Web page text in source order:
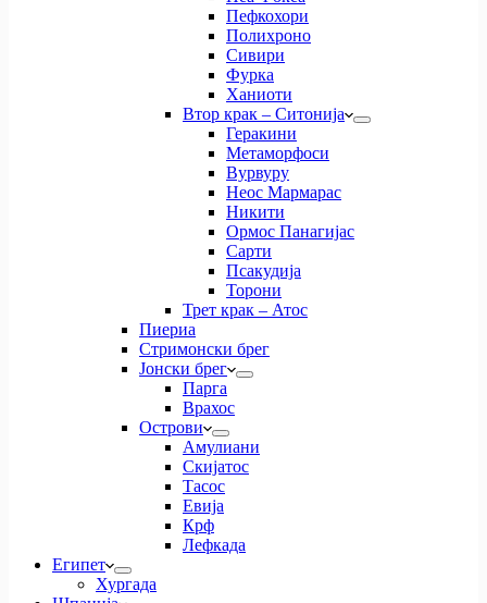
Пефкохори
Полихроно
Сивири
Фурка
Ханиоти
Втор крак – Ситонија
Геракини
Метаморфоси
Вурвуру
Неос Мармарас
Никити
Ормос Панагијас
Сарти
Псакудија
Торони
Трет крак – Атос
Пиериа
Стримонски брег
Јонски брег
Парга
Врахос
Острови
Амулиани
Скијатос
Тасос
Евија
Крф
Лефкада
Египет
Хургада